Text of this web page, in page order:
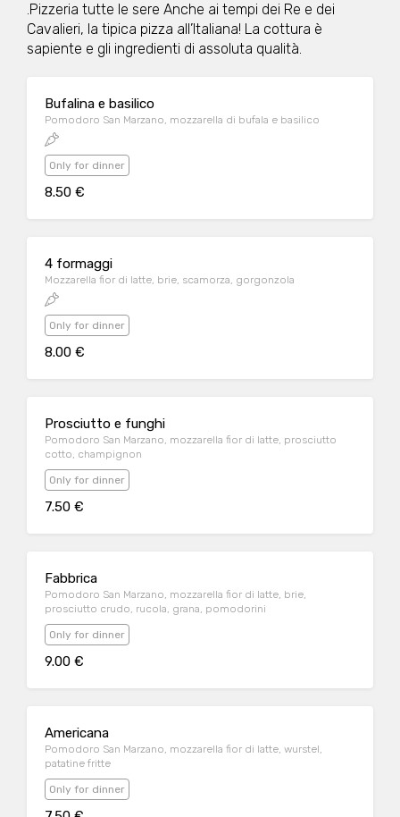
.Pizzeria tutte le sere Anche ai tempi dei Re e dei
Cavalieri, la tipica pizza all’Italiana! La cottura è
sapiente e gli ingredienti di assoluta qualità.
Bufalina e basilico
Pomodoro San Marzano, mozzarella di bufala e basilico
Only for dinner
8.50 €
4 formaggi
Mozzarella fior di latte, brie, scamorza, gorgonzola
Only for dinner
8.00 €
Prosciutto e funghi
Pomodoro San Marzano, mozzarella fior di latte, prosciutto
cotto, champignon
Only for dinner
7.50 €
Fabbrica
Pomodoro San Marzano, mozzarella fior di latte, brie,
prosciutto crudo, rucola, grana, pomodorini
Only for dinner
9.00 €
Americana
Pomodoro San Marzano, mozzarella fior di latte, wurstel,
patatine fritte
Only for dinner